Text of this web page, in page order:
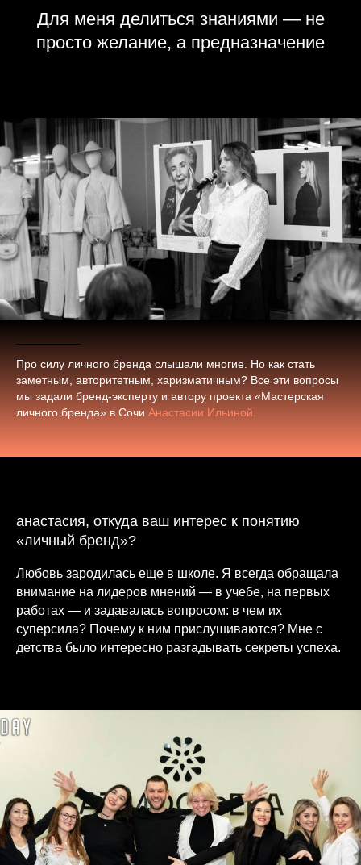
Для меня делиться знаниями — не
просто желание, а предназначение
Про силу личного бренда слышали многие. Но как стать
заметным, авторитетным, харизматичным? Все эти вопросы
мы задали бренд-эксперту и автору проекта «Мастерская
личного бренда» в Сочи Анастасии Ильиной.
анастасия, откуда ваш интерес к понятию
«личный бренд»?
Любовь зародилась еще в школе. Я всегда обращала
внимание на лидеров мнений — в учебе, на первых
работах — и задавалась вопросом: в чем их
суперсила? Почему к ним прислушиваются? Мне с
детства было интересно разгадывать секреты успеха.